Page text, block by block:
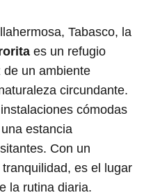
Tabasco, la
es un refugio
de un ambiente
circundante.
cómodas
estancia
Con un
es el lugar
la rutina diaria.